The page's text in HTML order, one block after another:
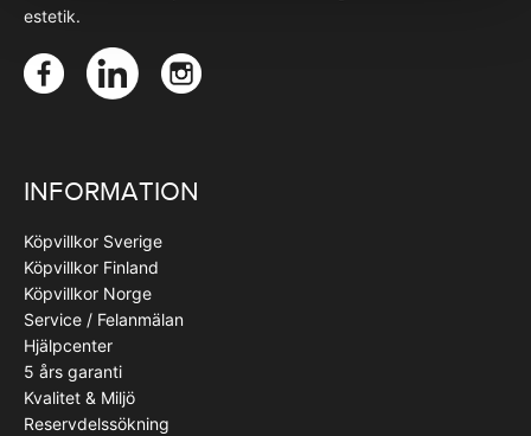
estetik.
INFORMATION
Köpvillkor Sverige
Köpvillkor Finland
Köpvillkor Norge
Service / Felanmälan
Hjälpcenter
5 års garanti
Kvalitet & Miljö
Reservdelssökning